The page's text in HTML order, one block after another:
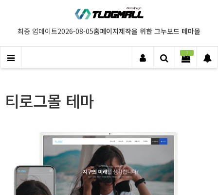
최종 업데이트2026-08-05홈페이지제작을 위한 그누보드 테마몰
1
티로그몰 테마